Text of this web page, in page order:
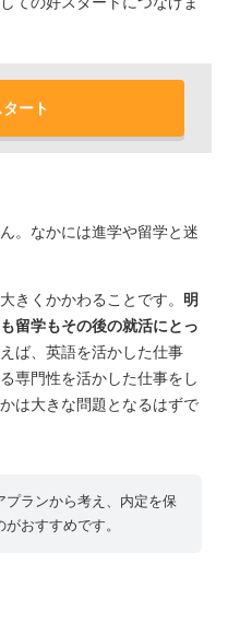
ート
。なかには進学や留学と迷
きくかかわることです。 明
留学もその後の就活にとっ
ば、英語を活かした仕事
専門性を活かした仕事をし
は大きな問題となるはずで
プランから考え、内定を保
おすすめです。